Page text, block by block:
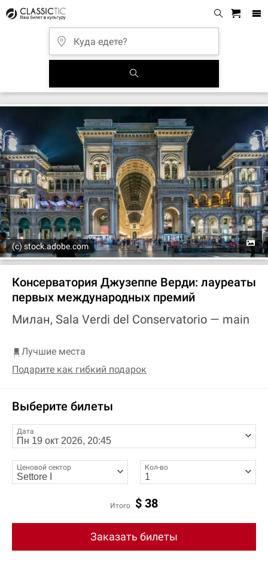
(c) stock.adobe.com
Консерватория Джузеппе Верди: лауреаты
первых международных премий
Милан, Sala Verdi del Conservatorio — main
Лучшие места
Подарите как гибкий подарок
Выберите билеты
Дата
Ценовой сектор Кол-во
Итого $ 38
Заказать билеты